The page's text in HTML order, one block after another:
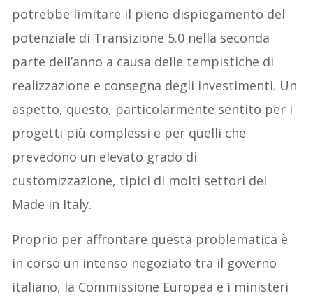
potrebbe limitare il pieno dispiegamento del
potenziale di Transizione 5.0 nella seconda
parte dell’anno a causa delle tempistiche di
realizzazione e consegna degli investimenti. Un
aspetto, questo, particolarmente sentito per i
progetti più complessi e per quelli che
prevedono un elevato grado di
customizzazione, tipici di molti settori del
Made in Italy.
Proprio per affrontare questa problematica è
in corso un intenso negoziato tra il governo
italiano, la Commissione Europea e i ministeri